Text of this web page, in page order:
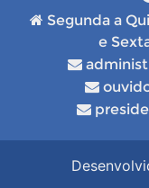
Segunda a
e